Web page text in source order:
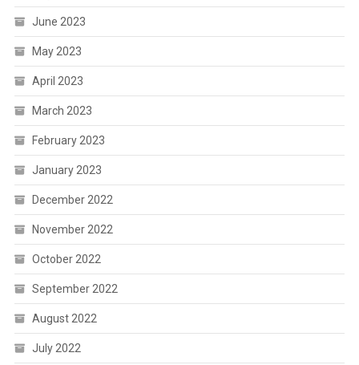
June 2023
May 2023
April 2023
March 2023
February 2023
January 2023
December 2022
November 2022
October 2022
September 2022
August 2022
July 2022